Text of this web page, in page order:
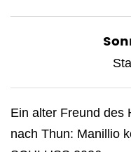
Ein alter Freund des
nach Thun: Manillio